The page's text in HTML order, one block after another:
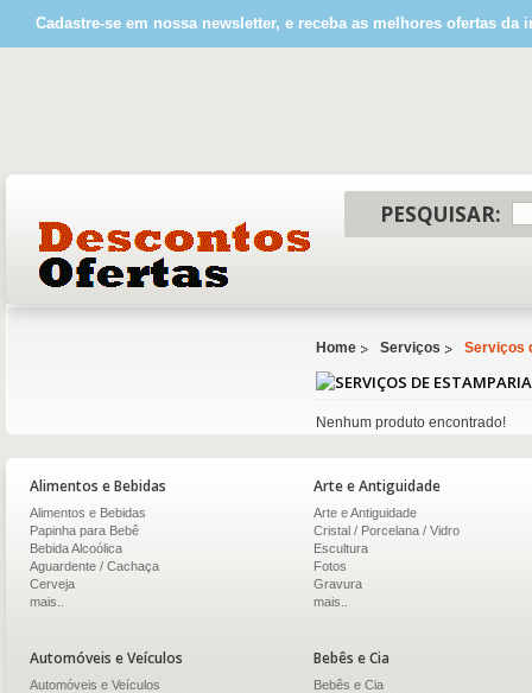
Cadastre-se em nossa newsletter, e receba as melhores ofertas da
PESQUISAR:
Home Serviços Serviços
Nenhum produto encontrado!
Alimentos e Bebidas
Alimentos e Bebidas
Papinha para Bebê
Bebida Alcoólica
Aguardente / Cachaça
Cerveja
mais..
Arte e Antiguidade
Arte e Antiguidade
Cristal / Porcelana / Vidro
Escultura
Fotos
Gravura
mais..
Automóveis e Veículos
Automóveis e Veículos
Bebês e Cia
Bebês e Cia